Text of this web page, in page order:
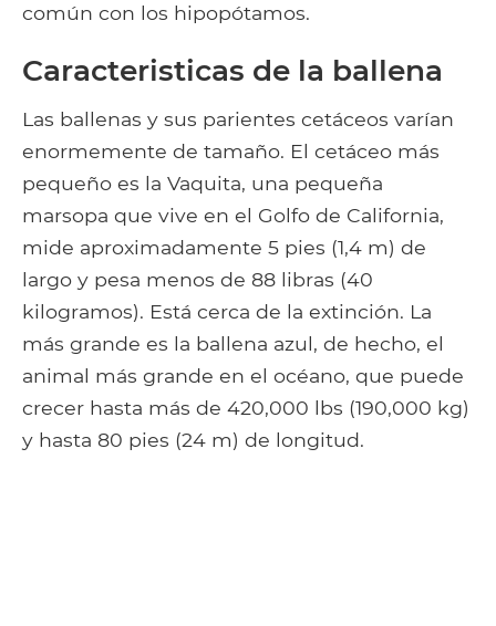
común con los hipopótamos.
Caracteristicas de la ballena
Las ballenas y sus parientes cetáceos varían
enormemente de tamaño. El cetáceo más
pequeño es la Vaquita, una pequeña
marsopa que vive en el Golfo de California,
mide aproximadamente 5 pies (1,4 m) de
largo y pesa menos de 88 libras (40
kilogramos). Está cerca de la extinción. La
más grande es la ballena azul, de hecho, el
animal más grande en el océano, que puede
crecer hasta más de 420,000 lbs (190,000 kg)
y hasta 80 pies (24 m) de longitud.